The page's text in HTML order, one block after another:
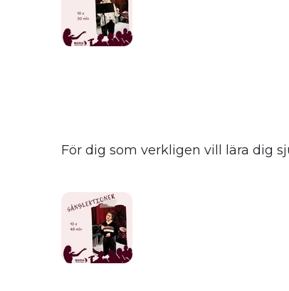
För dig som verkligen vill lära dig